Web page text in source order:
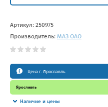
Артикул: 250975
Производитель: МАЗ ОАО
Цена г. Ярославль
Ярославль
Наличие и цены